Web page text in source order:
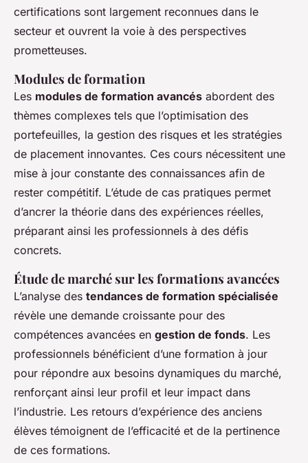
certifications sont largement reconnues dans le
secteur et ouvrent la voie à des perspectives
prometteuses.
Modules de formation
Les modules de formation avancés abordent des
thèmes complexes tels que l’optimisation des
portefeuilles, la gestion des risques et les stratégies
de placement innovantes. Ces cours nécessitent une
mise à jour constante des connaissances afin de
rester compétitif. L’étude de cas pratiques permet
d’ancrer la théorie dans des expériences réelles,
préparant ainsi les professionnels à des défis
concrets.
Étude de marché sur les formations avancées
L’analyse des tendances de formation spécialisée
révèle une demande croissante pour des
compétences avancées en gestion de fonds. Les
professionnels bénéficient d’une formation à jour
pour répondre aux besoins dynamiques du marché,
renforçant ainsi leur profil et leur impact dans
l’industrie. Les retours d’expérience des anciens
élèves témoignent de l’efficacité et de la pertinence
de ces formations.